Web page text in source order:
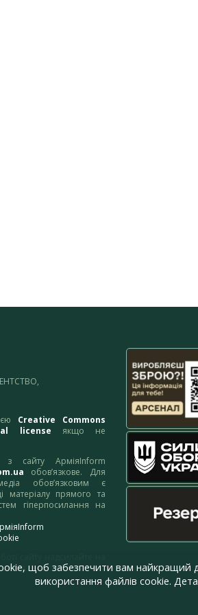
Creative Commons
license якщо не
з сайту АрміяInform
обов’язкове. Для
обов’язковим є
прямого та
гіперпосилання на
щоб забезпечити вам найкращий
використання файлів cookie.